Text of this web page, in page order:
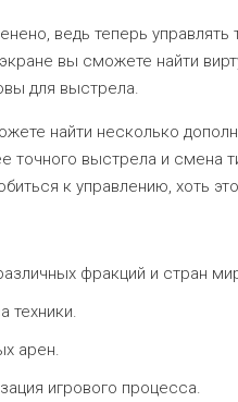
ведь теперь
вы сможете найти
для выстрела.
найти несколько
точного выстрела и смена
к управлению, хоть
фракций и стран
техники.
арен.
игрового процесса.